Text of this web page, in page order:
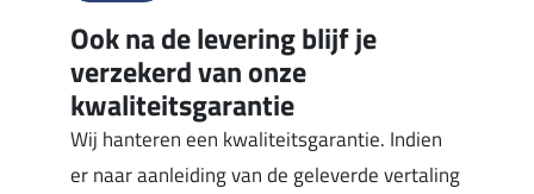
Ook na de levering blijf je
verzekerd van onze
kwaliteitsgarantie
Wij hanteren een kwaliteitsgarantie. Indien
er naar aanleiding van de geleverde vertaling